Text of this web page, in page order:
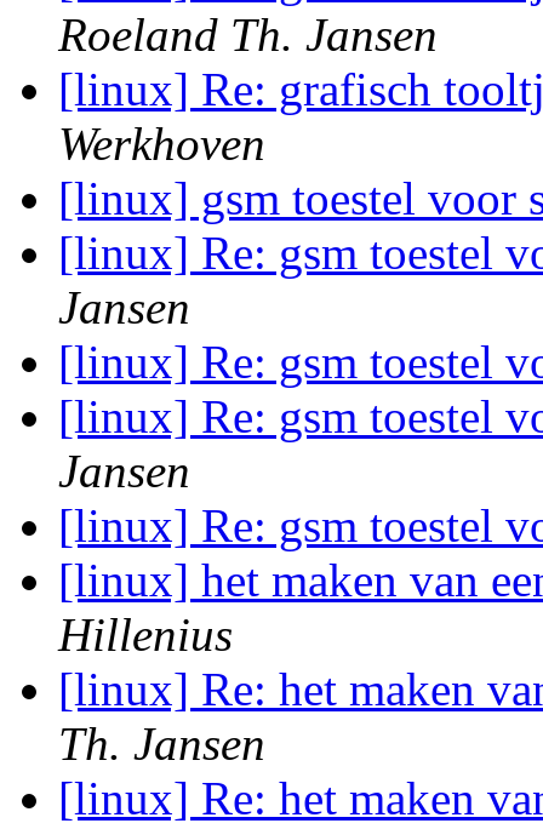
Roeland Th. Jansen
[linux] Re: grafisch
Werkhoven
[linux] gsm toestel voor
[linux] Re: gsm toestel
Jansen
[linux] Re: gsm toestel
[linux] Re: gsm toestel
Jansen
[linux] Re: gsm toestel
[linux] het maken van
Hillenius
[linux] Re: het maken
Th. Jansen
[linux] Re: het maken